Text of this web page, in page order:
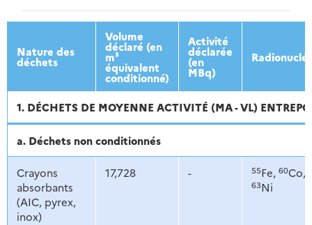
2013 2014 2015 2016
Nature des
déchets
Volume
déclaré (en
m³
équivalent
conditionné)
Activité
déclarée
(en
MBq)
1. DÉCHETS DE MOYENNE ACTIVITÉ (MA - VL)
a. Déchets non conditionnés
Crayons
absorbants
(AIC, pyrex,
inox)
17,728 - 55Fe, 60Co,
63Ni